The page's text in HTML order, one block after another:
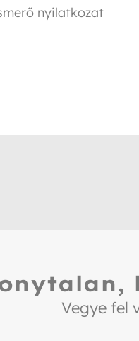
nyilatkozat
Vegye fel